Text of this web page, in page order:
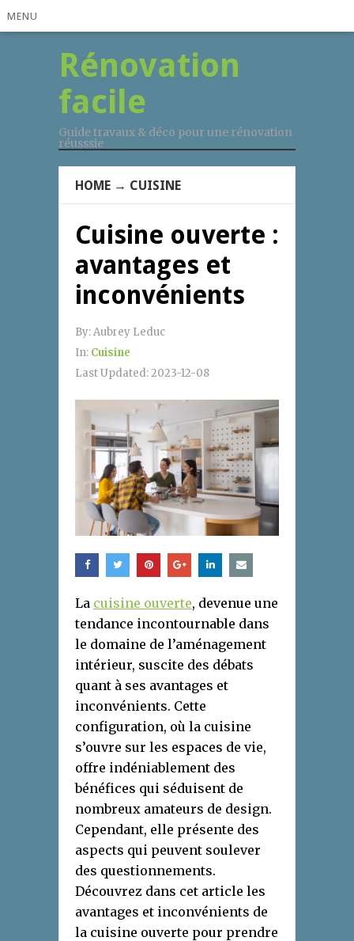
MENU
Rénovation
facile
Guide travaux & déco pour une rénovation
réusssie
HOME → CUISINE
Cuisine ouverte :
avantages et
inconvénients
By:Aubrey Leduc
In: Cuisine
Last Updated:2023-12-08
La cuisine ouverte, devenue une
tendance incontournable dans
le domaine de l’aménagement
intérieur, suscite des débats
quant à ses avantages et
inconvénients. Cette
configuration, où la cuisine
s’ouvre sur les espaces de vie,
offre indéniablement des
bénéfices qui séduisent de
nombreux amateurs de design.
Cependant, elle présente des
aspects qui peuvent soulever
des questionnements.
Découvrez dans cet article les
avantages et inconvénients de
la cuisine ouverte pour prendre